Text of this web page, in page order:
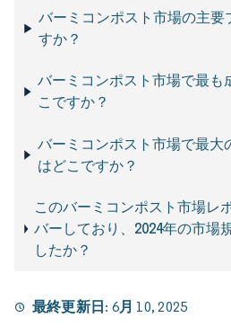
バーミコンポスト市場の主要
すか？
バーミコンポスト市場で最も
こですか？
バーミコンポスト市場で最大
はどこですか？
このバーミコンポスト市場レ
バーしており、2024年の市場
したか？
最終更新日: 6月 10, 2025